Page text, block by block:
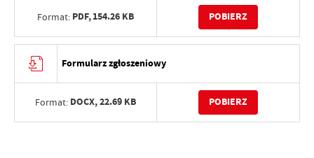
Format: PDF,154.26 KB POBIERZ
Formularz zgłoszeniowy
Format: DOCX,22.69 KB POBIERZ